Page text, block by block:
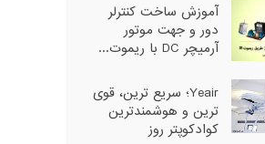
آموزش ساخت کنترلر
دور و جهت موتور
آرمیچر DC با ریموت...
Yeair؛ سریع ترین، قوی
ترین و هوشمندترین
کوادکوپتر روز